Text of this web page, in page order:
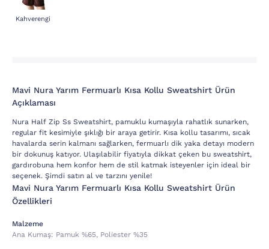
Kahverengi
Mavi Nura Yarım Fermuarlı Kısa Kollu Sweatshirt Ürün
Açıklaması
Nura Half Zip Ss Sweatshirt, pamuklu kumaşıyla rahatlık sunarken,
regular fit kesimiyle şıklığı bir araya getirir. Kısa kollu tasarımı, sıcak
havalarda serin kalmanı sağlarken, fermuarlı dik yaka detayı modern
bir dokunuş katıyor. Ulaşılabilir fiyatıyla dikkat çeken bu sweatshirt,
gardırobuna hem konfor hem de stil katmak isteyenler için ideal bir
seçenek. Şimdi satın al ve tarzını yenile!
Mavi Nura Yarım Fermuarlı Kısa Kollu Sweatshirt Ürün
Özellikleri
Malzeme
Ana Kumaş: Pamuk %65, Poli̇ester %35